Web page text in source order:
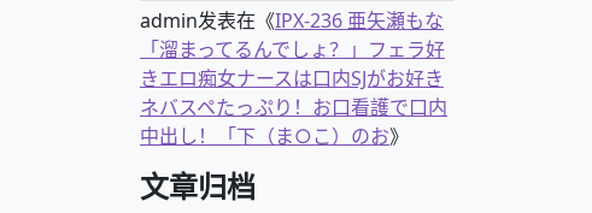
admin发表在《IPX-236 亜矢瀬もな
「溜まってるんでしょ？」フェラ好
きエロ痴女ナースは口内SJがお好き
ネバスペたっぷり！お口看護で口内
中出し！「下（ま○こ）のお》
文章归档